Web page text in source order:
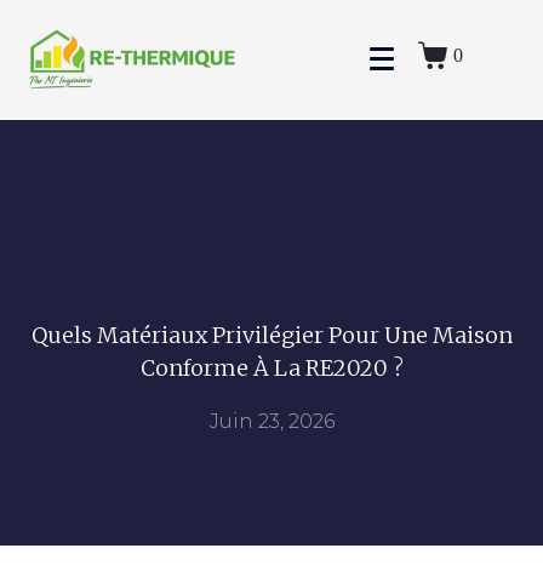
0
Quels Matériaux Privilégier Pour Une Maison
Conforme À La RE2020 ?
Juin 23, 2026